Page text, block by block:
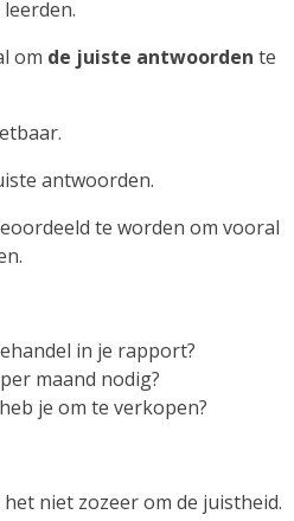
om de juiste antwoorden te
antwoorden.
te worden om vooral
in je rapport?
maand nodig?
je om te verkopen?
niet zozeer om de juistheid.